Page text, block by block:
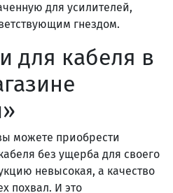
для усилителей,
гнездом.
для кабеля в
можете приобрести
без ущерба для своего
невысокая, а качество
похвал. И это